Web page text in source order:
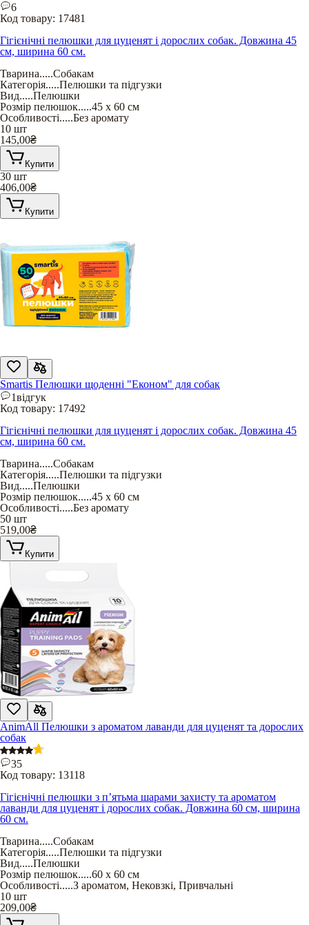
6
Код товару: 17481
Гігієнічні пелюшки для цуценят і дорослих собак. Довжина 45
см, ширина 60 см.
Тварина.....Собакам
Категорія.....Пелюшки та підгузки
Вид.....Пелюшки
Розмір пелюшок.....45 х 60 см
Особливості.....Без аромату
10 шт
145,00₴
Купити
30 шт
406,00₴
Купити
Smartis Пелюшки щоденні "Економ" для собак
1відгук
Код товару: 17492
Гігієнічні пелюшки для цуценят і дорослих собак. Довжина 45
см, ширина 60 см.
Тварина.....Собакам
Категорія.....Пелюшки та підгузки
Вид.....Пелюшки
Розмір пелюшок.....45 х 60 см
Особливості.....Без аромату
50 шт
519,00₴
Купити
AnimAll Пелюшки з ароматом лаванди для цуценят та дорослих
собак
35
Код товару: 13118
Гігієнічні пелюшки з п’ятьма шарами захисту та ароматом
лаванди для цуценят і дорослих собак. Довжина 60 см, ширина
60 см.
Тварина.....Собакам
Категорія.....Пелюшки та підгузки
Вид.....Пелюшки
Розмір пелюшок.....60 х 60 см
Особливості.....З ароматом, Нековзкі, Привчальні
10 шт
209,00₴